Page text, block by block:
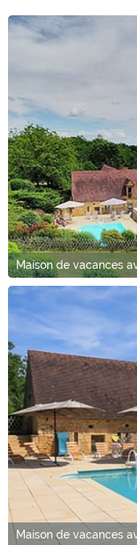
Maison de vacances
Maison de vacances